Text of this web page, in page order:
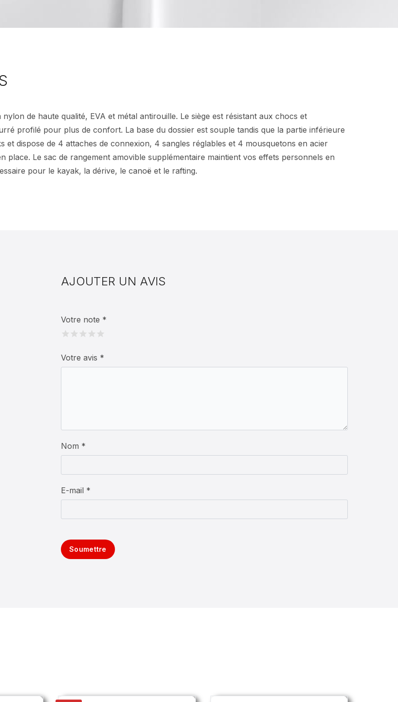
de haute qualité, EVA et métal antirouille. Le siège est résistant aux chocs et
profilé pour plus de confort. La base du dossier est souple tandis que la partie inférieure
et dispose de 4 attaches de connexion, 4 sangles réglables et 4 mousquetons en acier
place. Le sac de rangement amovible supplémentaire maintient vos effets personnels en
pour le kayak, la dérive, le canoë et le rafting.
AJOUTER UN AVIS
Votre note *
Votre avis *
Nom *
E-mail *
Soumettre